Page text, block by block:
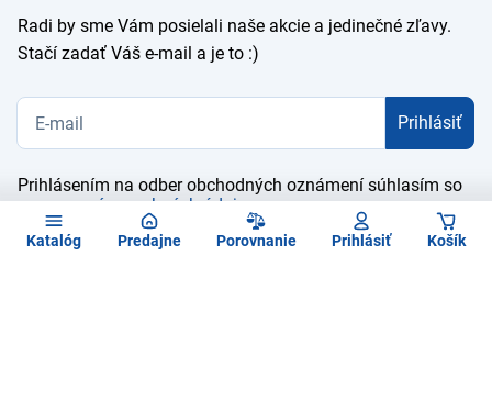
Katalóg Predajne Porovnanie Prihlásiť Košík
Radi by sme Vám posielali naše akcie a jedinečné zľavy.
Stačí zadať Váš e-mail a je to :)
Prihlásiť
Prihlásením na odber obchodných oznámení súhlasím so
spracovaním osobných údajov